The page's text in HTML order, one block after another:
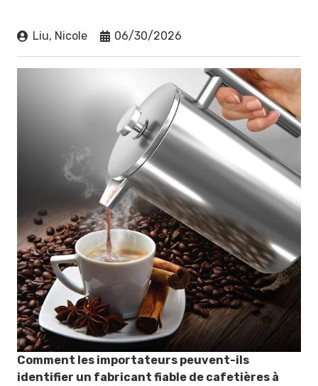
Liu, Nicole 06/30/2026
Comment les importateurs peuvent-ils
identifier un fabricant fiable de cafetières à